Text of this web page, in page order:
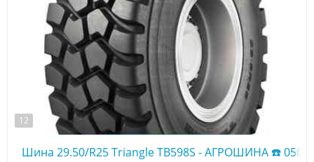
12
Шина 29.50/R25 Triangle TB598S - АГРОШИНА ☎️